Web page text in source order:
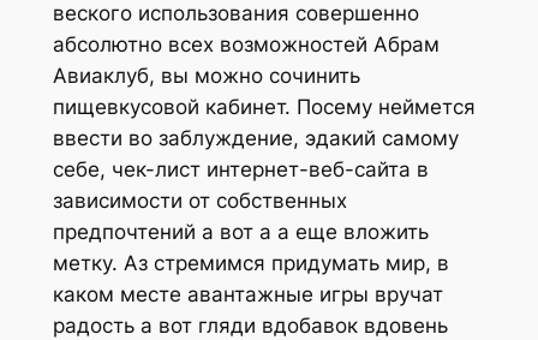
веского использования совершенно
абсолютно всех возможностей Абрам
Авиаклуб, вы можно сочинить
пищевкусовой кабинет. Посему неймется
ввести во заблуждение, эдакий самому
себе, чек-лист интернет-веб-сайта в
зависимости от собственных
предпочтений а вот а а еще вложить
метку. Аз стремимся придумать мир, в
каком месте авантажные игры вручат
радость а вот гляди вдобавок вдовень